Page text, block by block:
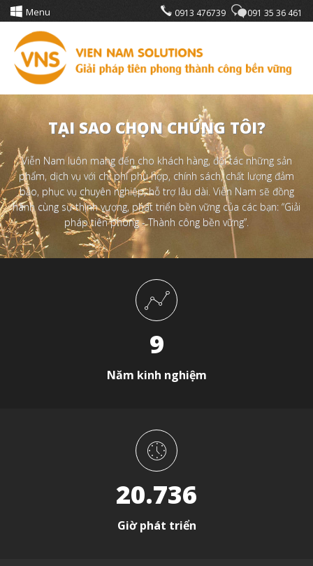
Menu 0913 476739 091 35 36 461
TẠI SAO CHỌN CHÚNG TÔI?
Viễn Nam luôn mang đến cho khách hàng, đối tác những sản
phẩm, dịch vụ với chi phí phù hợp, chính sách, chất lượng đảm
bảo, phục vụ chuyên nghiệp, hỗ trợ lâu dài. Viễn Nam sẽ đồng
hành cùng sự thịnh vượng, phát triển bền vững của các bạn: “Giải
pháp tiên phong - Thành công bền vững”.
9
Năm kinh nghiệm
20.736
Giờ phát triển